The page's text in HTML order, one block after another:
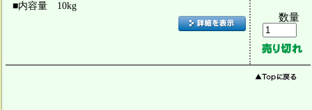
■内容量 10kg
数量